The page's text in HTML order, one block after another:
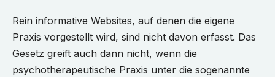
Rein informative Websites, auf denen die eigene
Praxis vorgestellt wird, sind nicht davon erfasst. Das
Gesetz greift auch dann nicht, wenn die
psychotherapeutische Praxis unter die sogenannte